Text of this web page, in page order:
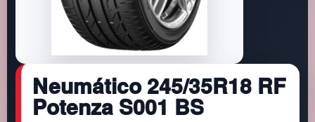
Neumático 245/35R18 RF
Potenza S001 BS